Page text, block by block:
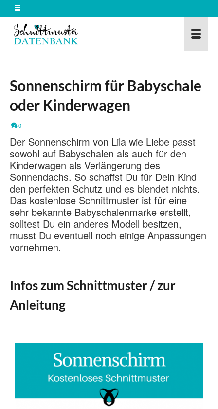
Sonnenschirm für Babyschale
oder Kinderwagen
0
Der Sonnenschirm von Lila wie Liebe passt
sowohl auf Babyschalen als auch für den
Kinderwagen als Verlängerung des
Sonnendachs. So schaffst Du für Dein Kind
den perfekten Schutz und es blendet nichts.
Das kostenlose Schnittmuster ist für eine
sehr bekannte Babyschalenmarke erstellt,
solltest Du ein anderes Modell besitzen,
musst Du eventuell noch einige Anpassungen
vornehmen.
Infos zum Schnittmuster / zur
Anleitung